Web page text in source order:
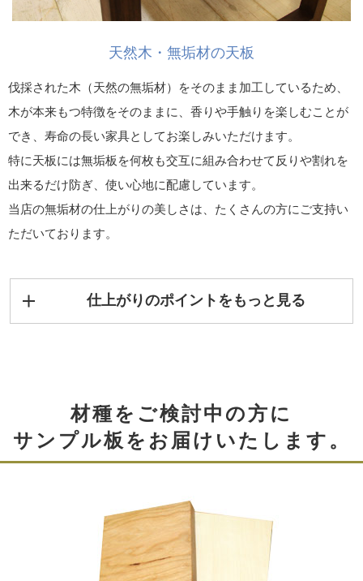
天然木・無垢材の天板
伐採された木（天然の無垢材）をそのまま加工しているため、
木が本来もつ特徴をそのままに、香りや手触りを楽しむことが
でき、寿命の長い家具としてお楽しみいただけます。
特に天板には無垢板を何枚も交互に組み合わせて反りや割れを
出来るだけ防ぎ、使い心地に配慮しています。
当店の無垢材の仕上がりの美しさは、たくさんの方にご支持い
ただいております。
仕上がりのポイントをもっと見る
材種をご検討中の方に
サンプル板をお届けいたします。